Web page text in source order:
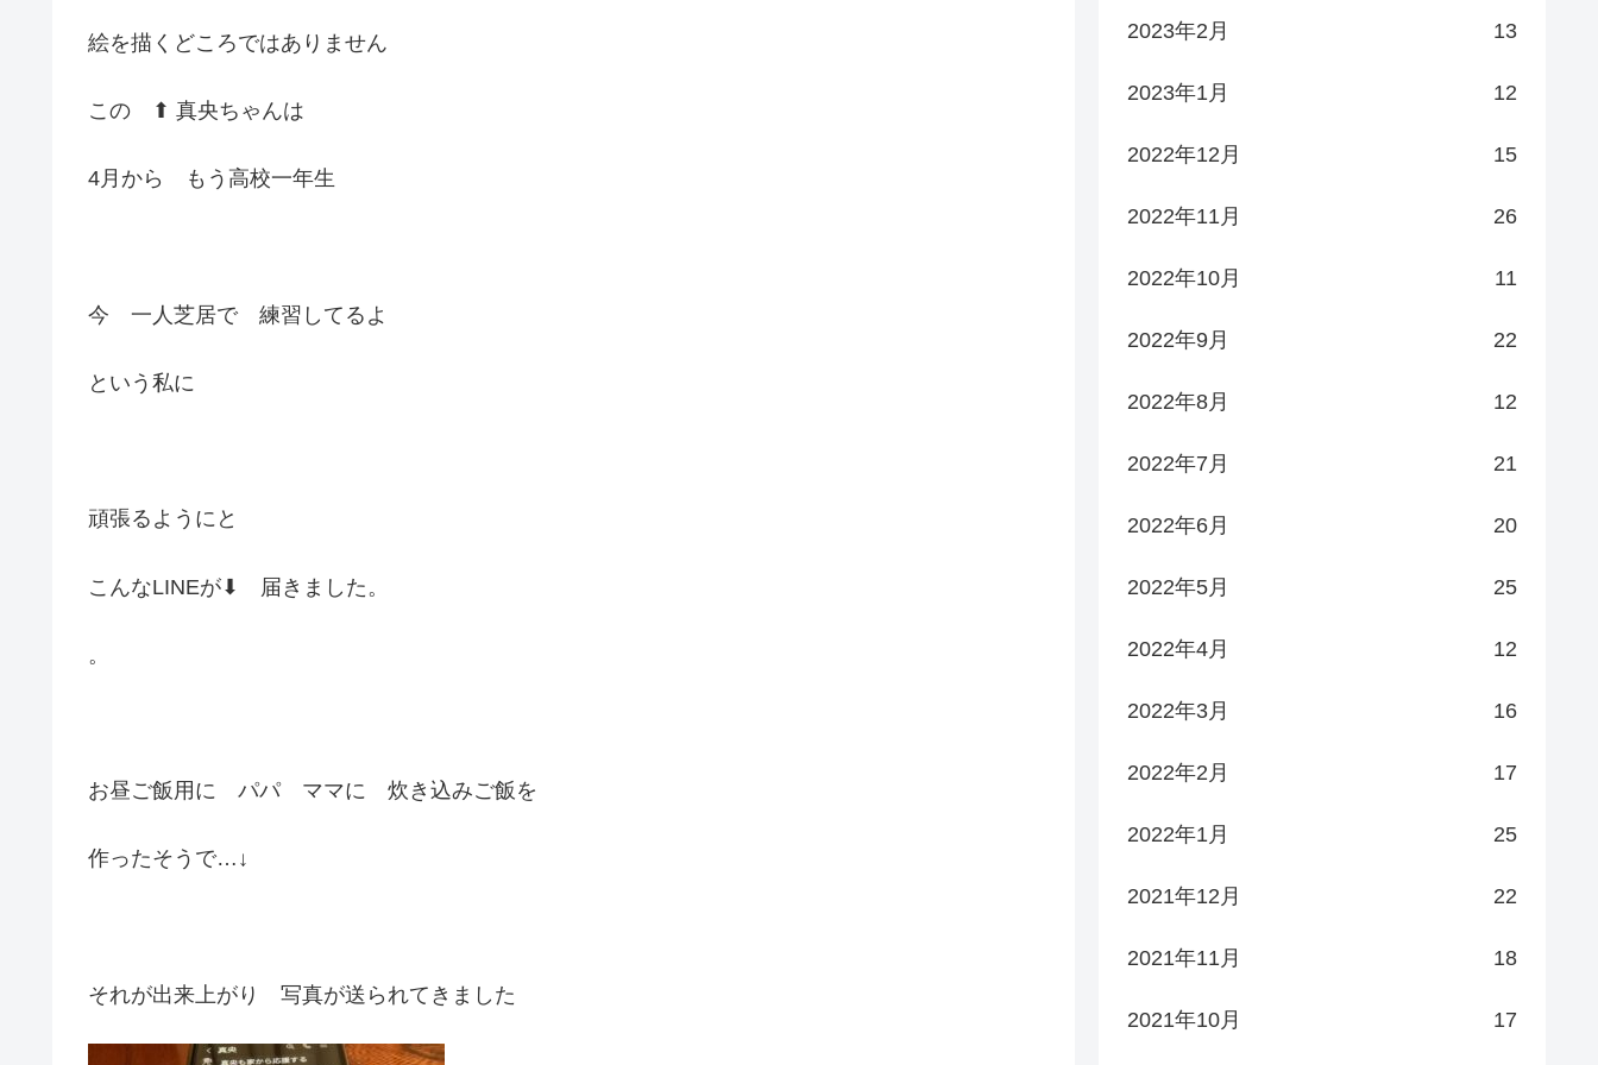
絵を描くどころではありません
この ⬆︎ 真央ちゃんは
4月から もう高校一年生
今 一人芝居で 練習してるよ
という私に
頑張るようにと
こんなLINEが⬇︎ 届きました。
。
お昼ご飯用に パパ ママに 炊き込みご飯を
作ったそうで…↓
それが出来上がり 写真が送られてきました
2023年2月 13
2023年1月 12
2022年12月 15
2022年11月 26
2022年10月 11
2022年9月 22
2022年8月 12
2022年7月 21
2022年6月 20
2022年5月 25
2022年4月 12
2022年3月 16
2022年2月 17
2022年1月 25
2021年12月 22
2021年11月 18
2021年10月 17